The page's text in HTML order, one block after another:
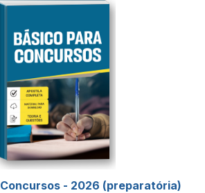
- 2026 (preparatória)